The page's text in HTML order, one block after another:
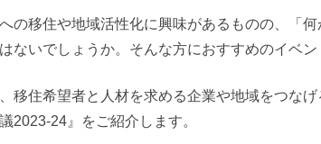
の移住や地域活性化に興味があるものの、「
ないでしょうか。そんな方におすすめのイベ
移住希望者と人材を求める企業や地域をつな
2023-24』をご紹介します。